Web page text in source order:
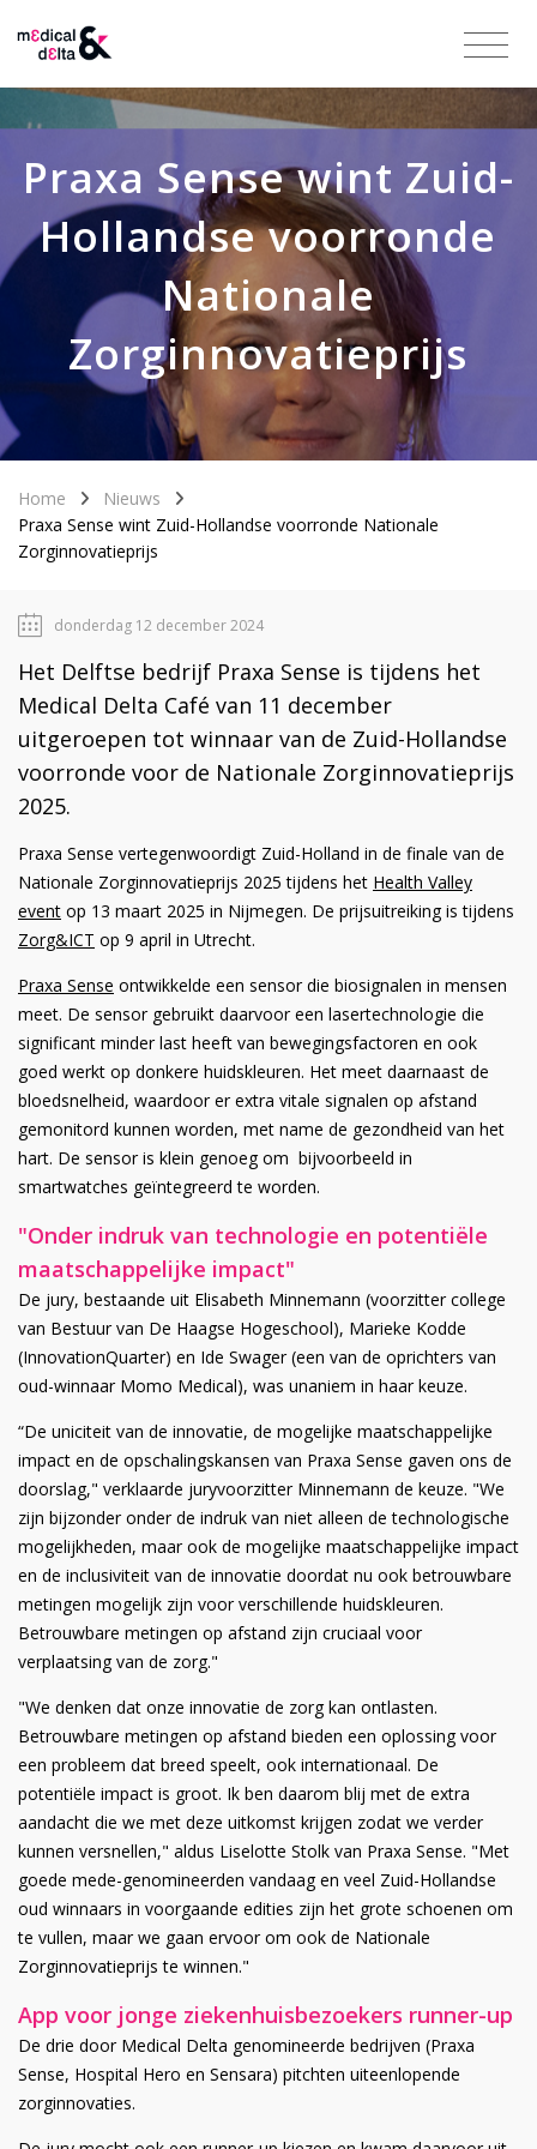
Praxa Sense wint Zuid-
Hollandse voorronde
Nationale
Zorginnovatieprijs
Home
Nieuws
Praxa Sense wint Zuid-Hollandse voorronde Nationale
Zorginnovatieprijs
donderdag 12 december 2024
Het Delftse bedrijf Praxa Sense is tijdens het
Medical Delta Café van 11 december
uitgeroepen tot winnaar van de Zuid-Hollandse
voorronde voor de Nationale Zorginnovatieprijs
2025.
Praxa Sense vertegenwoordigt Zuid-Holland in de finale van de
Nationale Zorginnovatieprijs 2025 tijdens het Health Valley
event op 13 maart 2025 in Nijmegen. De prijsuitreiking is tijdens
Zorg&ICT op 9 april in Utrecht.
Praxa Sense ontwikkelde een sensor die biosignalen in mensen
meet. De sensor gebruikt daarvoor een lasertechnologie die
significant minder last heeft van bewegingsfactoren en ook
goed werkt op donkere huidskleuren. Het meet daarnaast de
bloedsnelheid, waardoor er extra vitale signalen op afstand
gemonitord kunnen worden, met name de gezondheid van het
hart. De sensor is klein genoeg om bijvoorbeeld in
smartwatches geïntegreerd te worden.
"Onder indruk van technologie en potentiële
maatschappelijke impact"
De jury, bestaande uit Elisabeth Minnemann (voorzitter college
van Bestuur van De Haagse Hogeschool), Marieke Kodde
(InnovationQuarter) en Ide Swager (een van de oprichters van
oud-winnaar Momo Medical), was unaniem in haar keuze.
“De uniciteit van de innovatie, de mogelijke maatschappelijke
impact en de opschalingskansen van Praxa Sense gaven ons de
doorslag," verklaarde juryvoorzitter Minnemann de keuze. "We
zijn bijzonder onder de indruk van niet alleen de technologische
mogelijkheden, maar ook de mogelijke maatschappelijke impact
en de inclusiviteit van de innovatie doordat nu ook betrouwbare
metingen mogelijk zijn voor verschillende huidskleuren.
Betrouwbare metingen op afstand zijn cruciaal voor
verplaatsing van de zorg."
"We denken dat onze innovatie de zorg kan ontlasten.
Betrouwbare metingen op afstand bieden een oplossing voor
een probleem dat breed speelt, ook internationaal. De
potentiële impact is groot. Ik ben daarom blij met de extra
aandacht die we met deze uitkomst krijgen zodat we verder
kunnen versnellen," aldus Liselotte Stolk van Praxa Sense. "Met
goede mede-genomineerden vandaag en veel Zuid-Hollandse
oud winnaars in voorgaande edities zijn het grote schoenen om
te vullen, maar we gaan ervoor om ook de Nationale
Zorginnovatieprijs te winnen."
App voor jonge ziekenhuisbezoekers runner-up
De drie door Medical Delta genomineerde bedrijven (Praxa
Sense, Hospital Hero en Sensara) pitchten uiteenlopende
zorginnovaties.